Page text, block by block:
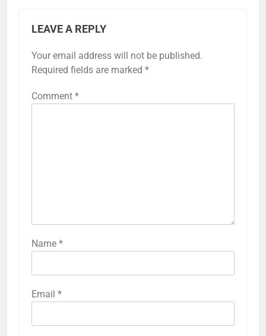
LEAVE A REPLY
Your email address will not be published.
Required fields are marked *
Comment *
Name *
Email *